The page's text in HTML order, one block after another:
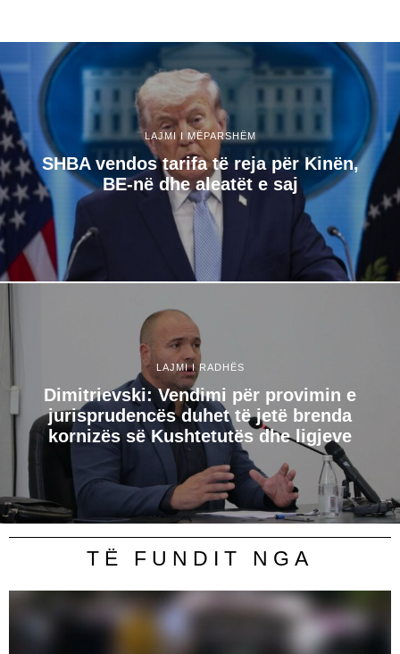
LAJMI I MËPARSHËM
SHBA vendos tarifa të reja për Kinën,
BE-në dhe aleatët e saj
LAJMI I RADHËS
Dimitrievski: Vendimi për provimin e
jurisprudencës duhet të jetë brenda
kornizës së Kushtetutës dhe ligjeve
TË FUNDIT NGA